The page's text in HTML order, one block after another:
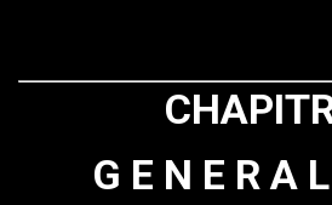
G E N E R A